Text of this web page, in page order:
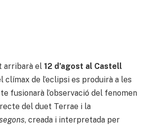
arribarà el 12 d’agost al Castell
clímax de l’eclipsi es produirà a les
fusionarà l’observació del fenomen
del duet Terrae i la
, creada i interpretada per